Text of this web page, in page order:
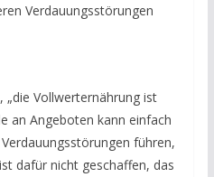
Verdauungsstörungen
„die Vollwerternährung ist
an Angeboten kann einfach
führen,
dafür nicht geschaffen, das